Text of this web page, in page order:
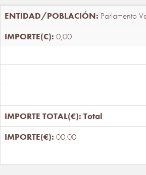
Parlamento
0,00
Total:
00,00